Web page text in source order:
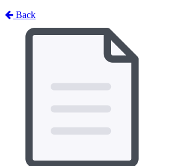
Back